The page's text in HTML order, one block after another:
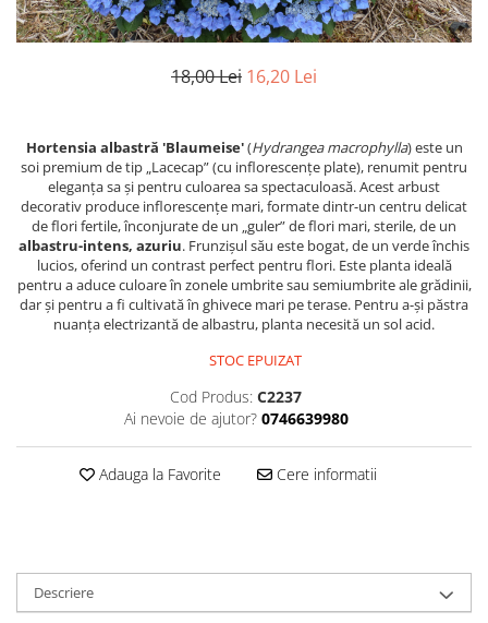
18,00 Lei 16,20 Lei
Hortensia albastră 'Blaumeise'(Hydrangea macrophylla) este un
soi premium de tip „Lacecap” (cu inflorescențe plate), renumit pentru
eleganța sa și pentru culoarea sa spectaculoasă. Acest arbust
decorativ produce inflorescențe mari, formate dintr-un centru delicat
de flori fertile, înconjurate de un „guler” de flori mari, sterile, de un
albastru-intens, azuriu. Frunzișul său este bogat, de un verde închis
lucios, oferind un contrast perfect pentru flori. Este planta ideală
pentru a aduce culoare în zonele umbrite sau semiumbrite ale grădinii,
dar și pentru a fi cultivată în ghivece mari pe terase. Pentru a-și păstra
nuanța electrizantă de albastru, planta necesită un sol acid.
STOC EPUIZAT
Cod Produs: C2237
Ai nevoie de ajutor? 0746639980
Adauga la Favorite Cere informatii
Descriere